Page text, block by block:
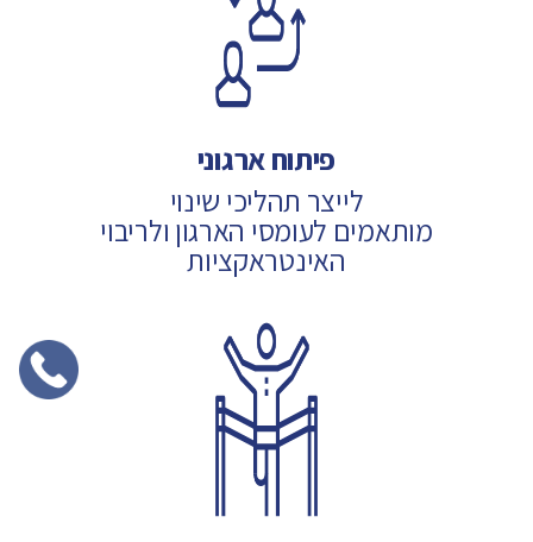
פיתוח ארגוני
לייצר תהליכי שינוי
מותאמים לעומסי הארגון ולריבוי
האינטראקציות